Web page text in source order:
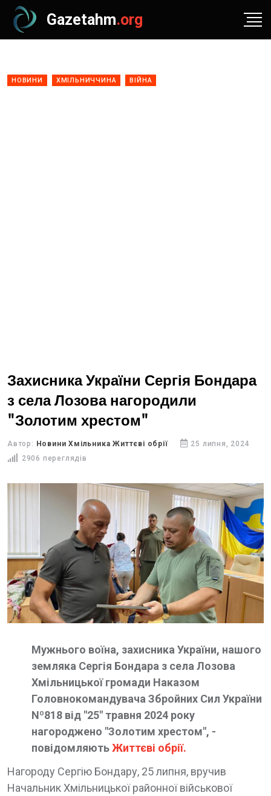
Gazetahm.org
НОВИНИ ХМІЛЬНИЧЧИНА ВІЙНА
Захисника України Сергія Бондара
з села Лозова нагородили
"Золотим хрестом"
Автор: Новини Хмільника Життєві обрії
25 липня, 2024
2906 переглядів
Мужнього воїна, захисника України, нашого
земляка Сергія Бондара з села Лозова
Хмільницької громади Наказом
Головнокомандувача Збройних Сил України
Nº818 від "25" травня 2024 року
нагороджено "Золотим хрестом", -
повідомляютьЖиттєві обрії.
Нагороду Сергію Бондару, 25 липня, вручив
Начальник Хмільницької районної військової